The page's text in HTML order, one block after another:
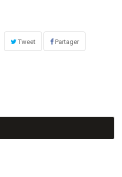
Tweet Partager